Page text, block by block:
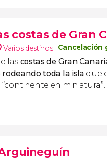
costas de Gran
Varios destinos Cancelación
las costas de Gran
toda la isla que
en miniatura”.